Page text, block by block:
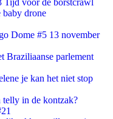
Tijd voor de borstcrawl
drone
Dome #5 13 november
Braziliaanse parlement
je kan het niet stop
in de kontzak?